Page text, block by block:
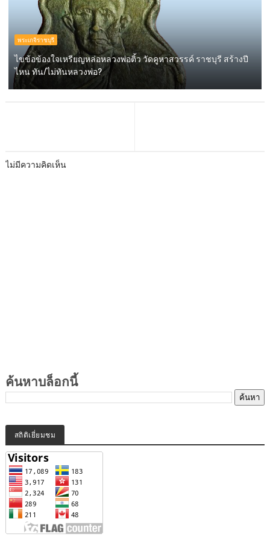
พระเกจิราชบุรี
ไขข้อข้องใจเหรียญหล่อหลวงพ่อติ้ว วัดคูหาสวรรค์ ราชบุรี สร้างปี
ไหน ทัน/ไม่ทันหลวงพ่อ?
ไม่มีความคิดเห็น
ค้นหาบล็อกนี้
สถิติเยี่ยมชม